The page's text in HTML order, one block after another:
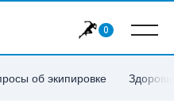
0
об экипировке